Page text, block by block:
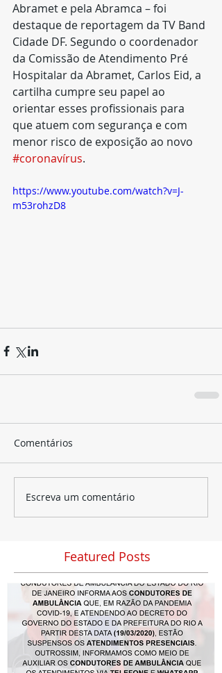
Abramet e pela Abramca – foi
destaque de reportagem da TV Band
Cidade DF. Segundo o coordenador
da Comissão de Atendimento Pré
Hospitalar da Abramet, Carlos Eid, a
cartilha cumpre seu papel ao
orientar esses profissionais para
que atuem com segurança e com
menor risco de exposição ao novo
#coronavírus.
https://www.youtube.com/watch?v=J-
m53rohzD8
Comentários
Escreva um comentário
Featured Posts